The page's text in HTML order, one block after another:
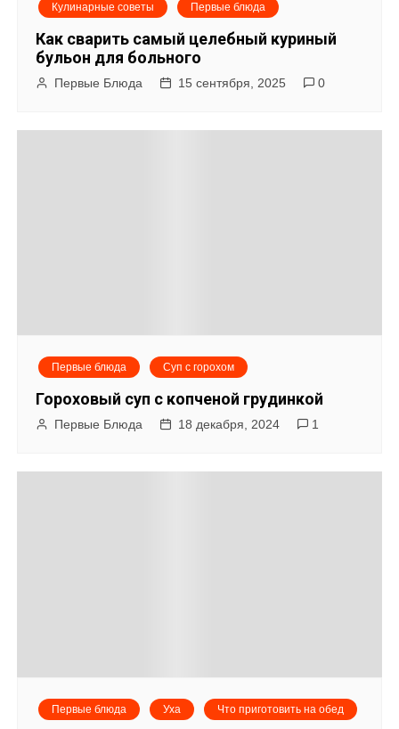
Кулинарные советы Первые блюда
Как сварить самый целебный куриный
бульон для больного
Первые Блюда 15 сентября, 2025 0
Первые блюда Суп с горохом
Гороховый суп с копченой грудинкой
Первые Блюда 18 декабря, 2024 1
Первые блюда Уха Что приготовить на обед